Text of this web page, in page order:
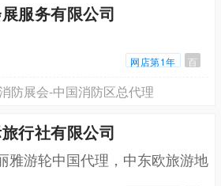
服务有限公司
网店第1年 百
防展会-中国消防区总代理
行社有限公司
雅游轮中国代理，中东欧旅游地